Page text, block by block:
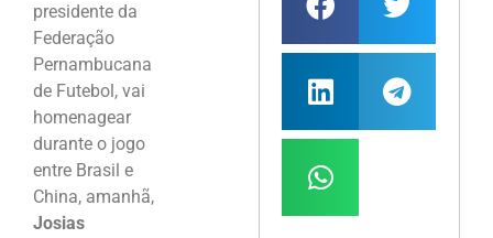
presidente da
Federação
Pernambucana
de Futebol, vai
homenagear
durante o jogo
entre Brasil e
China, amanhã,
Josias